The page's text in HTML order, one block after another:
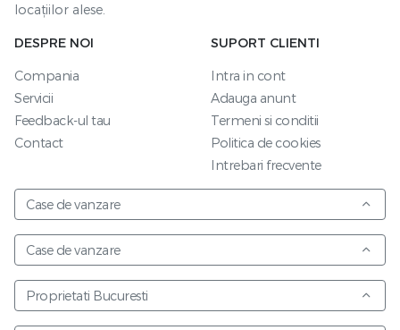
locațiilor alese.
DESPRE NOI
Compania
Servicii
Feedback-ul tau
Contact
SUPORT CLIENTI
Intra in cont
Adauga anunt
Termeni si conditii
Politica de cookies
Intrebari frecvente
Case de vanzare
Case de vanzare
Proprietati Bucuresti